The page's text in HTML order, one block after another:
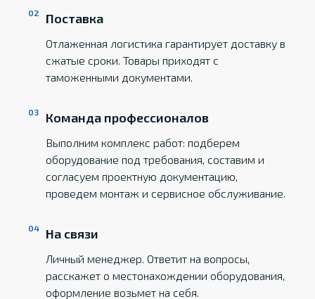
Поставка
Отлаженная логистика гарантирует доставку в
сжатые сроки. Товары приходят с
таможенными документами.
Команда профессионалов
Выполним комплекс работ: подберем
оборудование под требования, составим и
согласуем проектную документацию,
проведем монтаж и сервисное обслуживание.
На связи
Личный менеджер. Ответит на вопросы,
расскажет о местонахождении оборудования,
оформление возьмет на себя.